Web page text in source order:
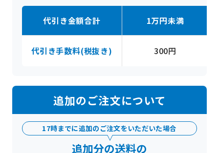
代引き金額合計 1万円未満
代引き手数料(税抜き) 300円
追加のご注文について
17時までに追加のご注文をいただいた場合
追加分の送料の